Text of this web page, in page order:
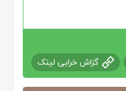
گزاش خرابی لینک